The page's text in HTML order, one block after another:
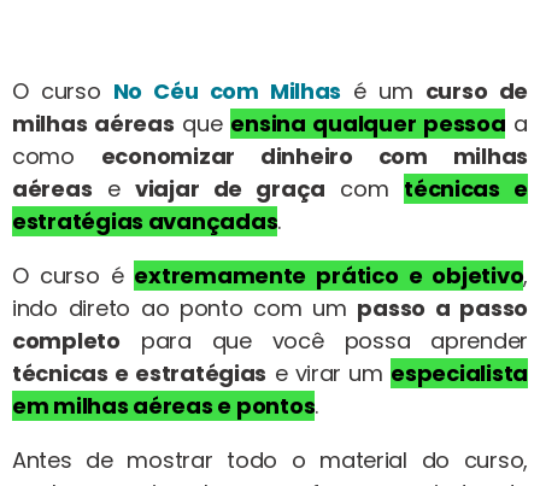
O curso No Céu com Milhas é um curso de
milhas aéreas que ensina qualquer pessoa a
como economizar dinheiro com milhas
aéreas e viajar de graça com técnicas e
estratégias avançadas.
O curso é extremamente prático e objetivo,
indo direto ao ponto com um passo a passo
completo para que você possa aprender
técnicas e estratégias e virar um especialista
em milhas aéreas e pontos.
Antes de mostrar todo o material do curso,